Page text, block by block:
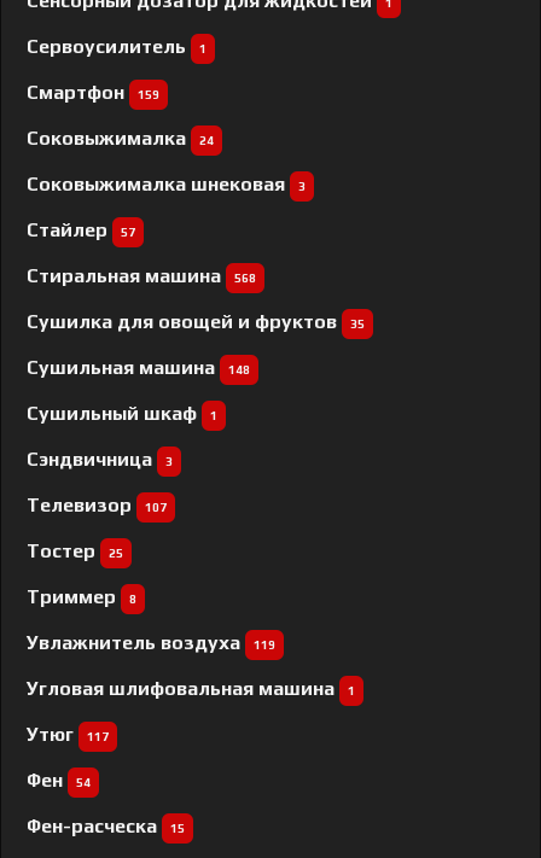
1
Сервоусилитель 1
Смартфон 159
Соковыжималка 24
Соковыжималка шнековая 3
Стайлер 57
Стиральная машина 568
Сушилка для овощей и фруктов 35
Сушильная машина 148
Сушильный шкаф 1
Сэндвичница 3
Телевизор 107
Тостер 25
Триммер 8
Увлажнитель воздуха 119
Угловая шлифовальная машина 1
Утюг 117
Фен 54
Фен-расческа 15